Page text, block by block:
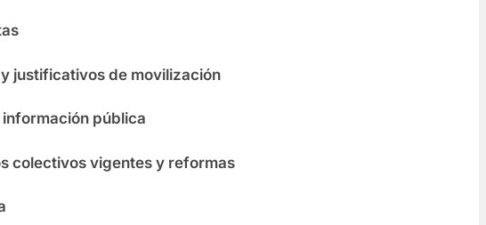
y justificativos de movilización
información pública
colectivos vigentes y reformas